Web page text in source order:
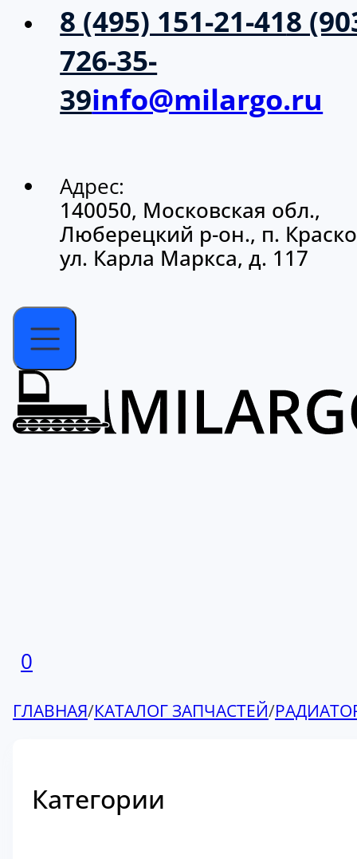
8 (495) 151-21-418
726-35-
39info@milargo.ru
Адрес:
140050, Московская обл.,
Люберецкий р-он., п.
ул. Карла Маркса, д. 117
0
ГЛАВНАЯ/КАТАЛОГ ЗАПЧАСТЕЙ/
Категории